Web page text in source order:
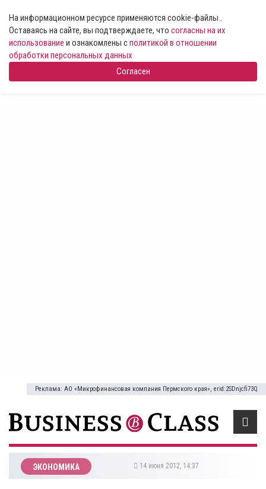
На информационном ресурсе применяются cookie-файлы .
Оставаясь на сайте, вы подтверждаете, что согласны на их
использование и ознакомлены сполитикой в отношении
обработки персональных данных
Согласен
Реклама: АО «Микрофинансовая компания Пермского края», erid:2SDnjcfi73Q
ЭКОНОМИКА 14 июня 2012, 14:37